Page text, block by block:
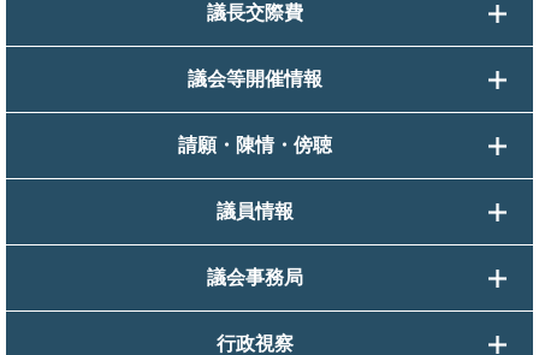
議長交際費
議会等開催情報
請願・陳情・傍聴
議員情報
議会事務局
行政視察